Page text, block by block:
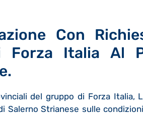
Con
Forza Italia Al
del gruppo di Forza Italia,
Salerno Strianese sulle